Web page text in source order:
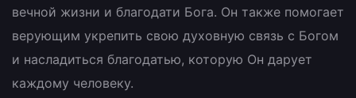
вечной жизни и благодати Бога. Он также помогает
верующим укрепить свою духовную связь с Богом
и насладиться благодатью, которую Он дарует
каждому человеку.